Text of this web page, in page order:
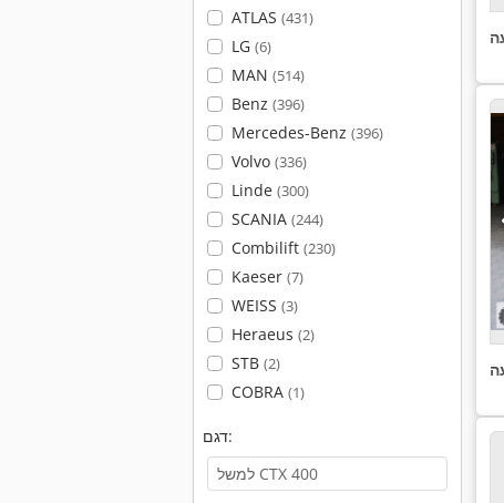
ATLAS (431)
LG (6)
MAN (514)
Benz (396)
Mercedes-Benz (396)
Volvo (336)
Linde (300)
SCANIA (244)
Combilift (230)
Kaeser (7)
WEISS (3)
Heraeus (2)
STB (2)
COBRA (1)
דגם: